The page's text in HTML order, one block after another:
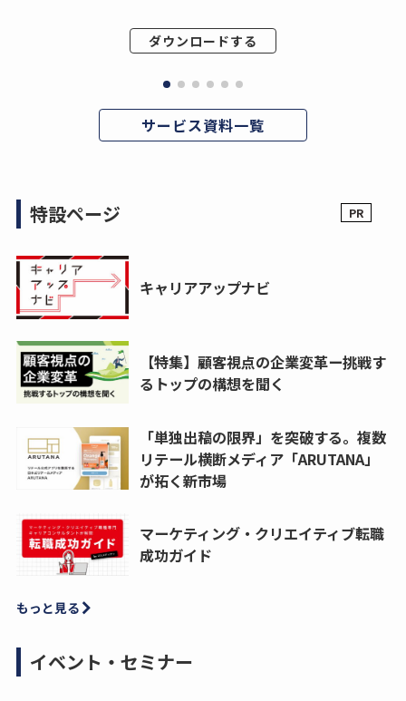
ダウンロードする
サービス資料一覧
特設ページ
キャリアアップナビ
【特集】顧客視点の企業変革ー挑戦す
るトップの構想を聞く
「単独出稿の限界」を突破する。複数
リテール横断メディア「ARUTANA」
が拓く新市場
マーケティング・クリエイティブ転職
成功ガイド
もっと見る
イベント・セミナー